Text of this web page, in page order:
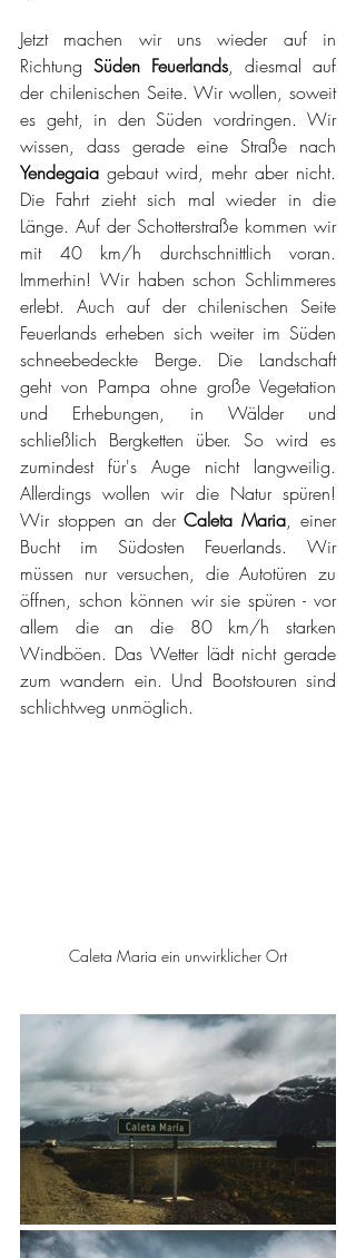
Jetzt machen wir uns wieder auf in
Richtung Süden Feuerlands, diesmal auf
der chilenischen Seite. Wir wollen, soweit
es geht, in den Süden vordringen. Wir
Yendegaia gebaut wird, mehr aber nicht.
Die Fahrt zieht sich mal wieder in die
Länge. Auf der Schotterstraße kommen wir
mit 40 km/h durchschnittlich voran.
Immerhin! Wir haben schon Schlimmeres
erlebt. Auch auf der chilenischen Seite
Feuerlands erheben sich weiter im Süden
schneebedeckte Berge. Die Landschaft
geht von Pampa ohne große Vegetation
und Erhebungen, in Wälder und
schließlich Bergketten über. So wird es
zumindest für's Auge nicht langweilig.
Allerdings wollen wir die Natur spüren!
Wir stoppen an der Caleta Maria, einer
Bucht im Südosten Feuerlands. Wir
müssen nur versuchen, die Autotüren zu
öffnen, schon können wir sie spüren - vor
allem die an die 80 km/h starken
Windböen. Das Wetter lädt nicht gerade
zum wandern ein. Und Bootstouren sind
schlichtweg unmöglich.
Caleta Maria ein unwirklicher Ort